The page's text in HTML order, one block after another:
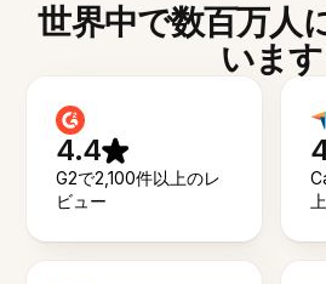
世界中で数百万人
います
4.4
G2で2,100件以上のレ
ビュー